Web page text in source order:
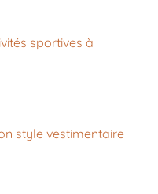
sportives à
style vestimentaire